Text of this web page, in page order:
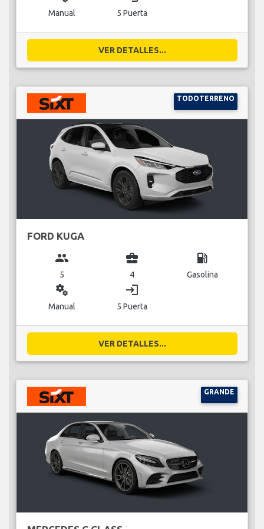
Manual 5 Puerta
VER DETALLES...
TODOTERRENO
FORD KUGA
group
5
business_center
4
local_gas_station
Gasolina
miscellaneous_services
Manual
login
5 Puerta
VER DETALLES...
GRANDE